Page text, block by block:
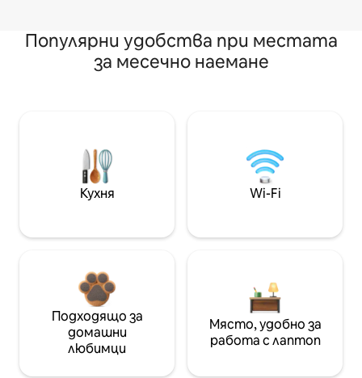
Популярни удобства при местата
за месечно наемане
Кухня Wi-Fi
Подходящо за
домашни
любимци
Място, удобно за
работа с лаптоп